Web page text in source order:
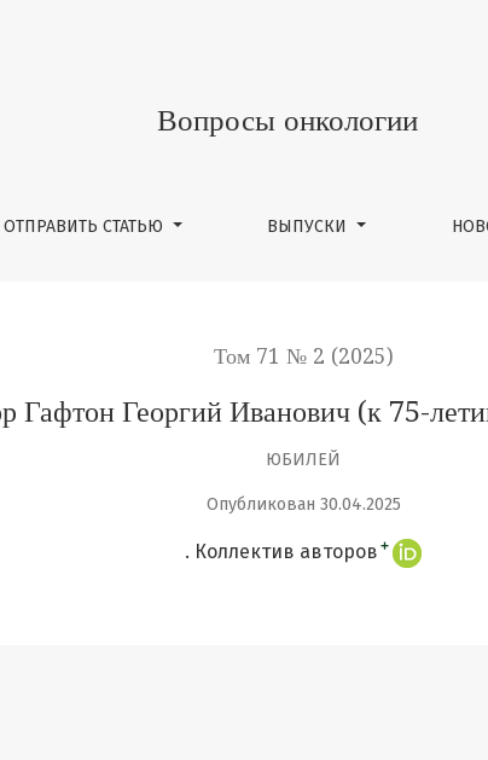
75-летию со для рождения)
Вопросы онкологии
ОТПРАВИТЬ СТАТЬЮ ВЫПУСКИ
Том 71 № 2 (2025)
Гафтон Георгий Иванович (к 75-
ЮБИЛЕЙ
Опубликован 30.04.2025
. Коллектив авторов +